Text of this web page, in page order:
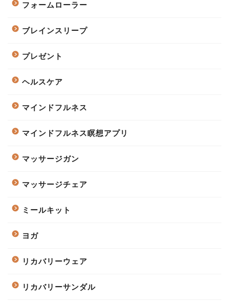
フォームローラー
ブレインスリープ
プレゼント
ヘルスケア
マインドフルネス
マインドフルネス瞑想アプリ
マッサージガン
マッサージチェア
ミールキット
ヨガ
リカバリーウェア
リカバリーサンダル